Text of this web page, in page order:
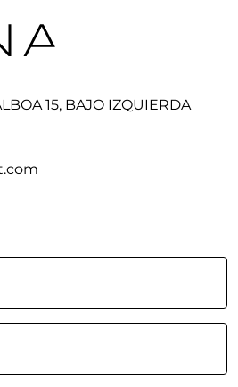
15, BAJO IZQUIERDA